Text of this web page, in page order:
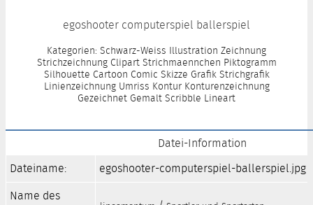
egoshooter computerspiel ballerspiel
Kategorien: Schwarz-Weiss Illustration Zeichnung
Strichzeichnung Clipart Strichmaennchen Piktogramm
Silhouette Cartoon Comic Skizze Grafik Strichgrafik
Linienzeichnung Umriss Kontur Konturenzeichnung
Gezeichnet Gemalt Scribble Lineart
Datei-Information
Dateiname:
egoshooter-computerspiel-ballerspiel.jpg
Name des